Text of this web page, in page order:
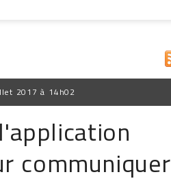
2017 à 14h02
communiquer